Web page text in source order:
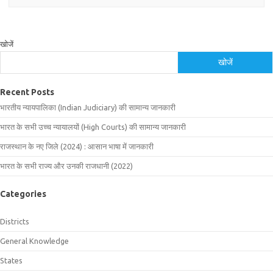
खोजें
खोजें
Recent Posts
भारतीय न्यायपालिका (Indian Judiciary) की सामान्य जानकारी
भारत के सभी उच्च न्यायालयों (High Courts) की सामान्य जानकारी
राजस्थान के नए जिले (2024) : आसान भाषा में जानकारी
भारत के सभी राज्य और उनकी राजधानी (2022)
Categories
Districts
General Knowledge
States